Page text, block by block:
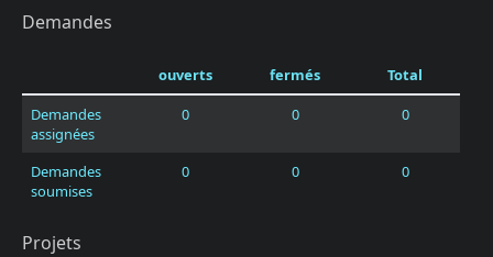
Demandes
ouverts fermés
Total
Demandes
assignées
0 0 0
Demandes
soumises
0 0 0
Projets